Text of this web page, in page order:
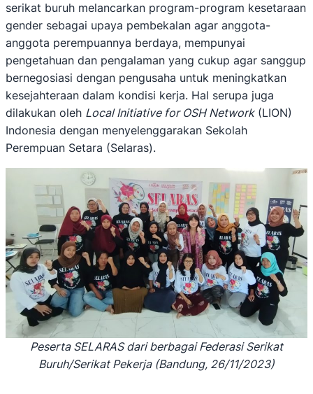
serikat buruh melancarkan program-program kesetaraan
gender sebagai upaya pembekalan agar anggota-
anggota perempuannya berdaya, mempunyai
pengetahuan dan pengalaman yang cukup agar sanggup
bernegosiasi dengan pengusaha untuk meningkatkan
kesejahteraan dalam kondisi kerja. Hal serupa juga
dilakukan oleh Local Initiative for OSH Network(LION)
Indonesia dengan menyelenggarakan Sekolah
Perempuan Setara (Selaras).
Peserta SELARAS dari berbagai Federasi Serikat
Buruh/Serikat Pekerja (Bandung, 26/11/2023)